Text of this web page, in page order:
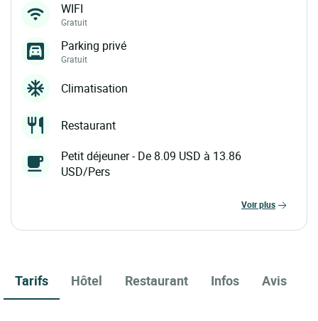
WIFI
Gratuit
Parking privé
Gratuit
Climatisation
Restaurant
Petit déjeuner - De 8.09 USD à 13.86
USD/Pers
voir plus
Tarifs Hôtel Restaurant Infos Avis